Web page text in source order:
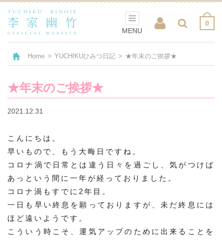
0
MENU
Home > YUCHIKUひみつ日記 > ★年末のご挨拶★
★年末のご挨拶★
2021.12.31
こんにちは。
早いもので、もう大晦日ですね。
コロナ渦で日常とは違う日々を過ごし、気がつけば
あっという間に一年が経っておりました。
コロナ渦もすでに2年目。
一日も早い終息を願っておりますが、未だ終息には
ほど遠いようです。
こういう時こそ、運気アップのために出来ることを